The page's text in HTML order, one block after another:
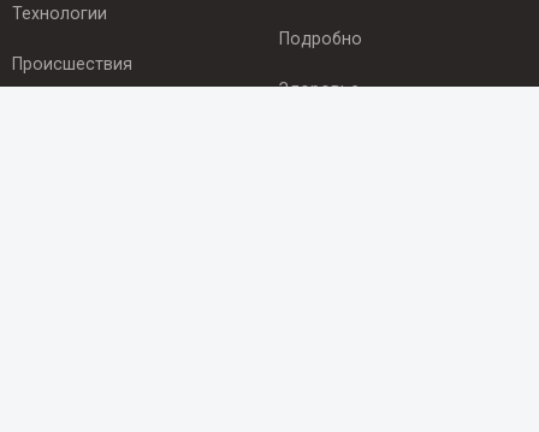
Технологии
Происшествия
Подробно
Здоровье